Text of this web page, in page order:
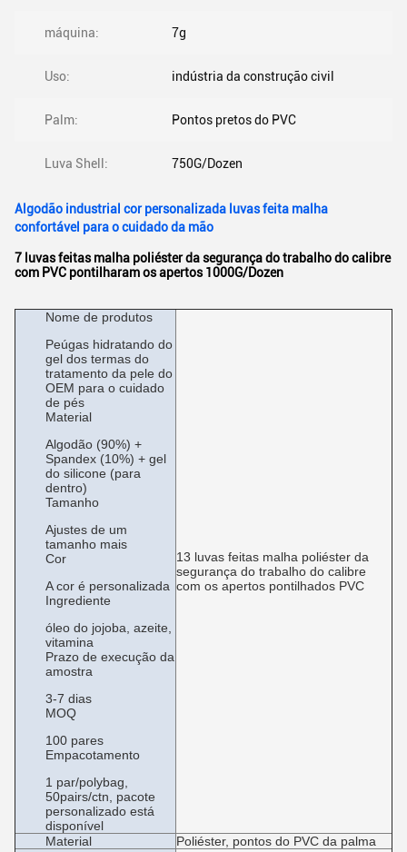
máquina: 7g
Uso: indústria da construção civil
Palm: Pontos pretos do PVC
Luva Shell: 750G/Dozen
Algodão industrial cor personalizada luvas feita malha
confortável para o cuidado da mão
7 luvas feitas malha poliéster da segurança do trabalho do calibre
com PVC pontilharam os apertos 1000G/Dozen
Nome de produtos
Peúgas hidratando do
gel dos termas do
tratamento da pele do
OEM para o cuidado
de pés
Material
Algodão (90%) +
Spandex (10%) + gel
do silicone (para
dentro)
Tamanho
Ajustes de um
tamanho mais
Cor
A cor é personalizada
Ingrediente
óleo do jojoba, azeite,
vitamina
Prazo de execução da
amostra
3-7 dias
MOQ
100 pares
Empacotamento
1 par/polybag,
50pairs/ctn, pacote
personalizado está
disponível
13 luvas feitas malha poliéster da
segurança do trabalho do calibre
com os apertos pontilhados PVC
Material
Poliéster, pontos do PVC da palma